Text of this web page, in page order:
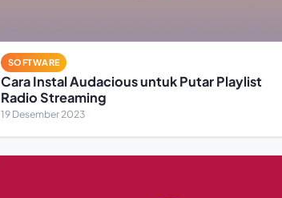
SOFTWARE
Cara Instal Audacious untuk Putar Playlist
Radio Streaming
19 Desember 2023